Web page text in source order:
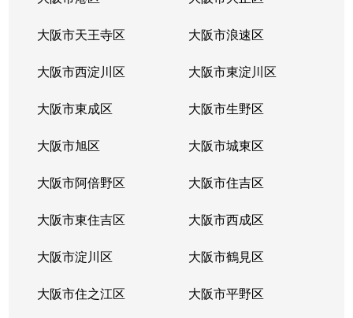
大阪市天王寺区 大阪市浪速区
大阪市西淀川区 大阪市東淀川区
大阪市東成区 大阪市生野区
大阪市旭区 大阪市城東区
大阪市阿倍野区 大阪市住吉区
大阪市東住吉区 大阪市西成区
大阪市淀川区 大阪市鶴見区
大阪市住之江区 大阪市平野区